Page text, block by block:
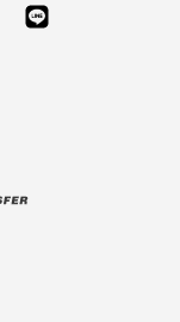
Whatsapp